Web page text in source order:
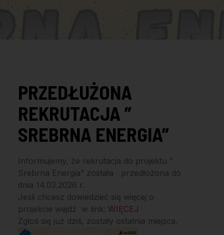
PRZEDŁUŻONA
REKRUTACJA ”
SREBRNA ENERGIA”
Informujemy, że rekrutacja do projektu ”
Srebrna Energia” została przedłożona do
dnia 14.03.2026 r.
Jeśli chcesz dowiedzieć się więcej o
projekcie wejdź w link: WIĘCEJ
Zgłoś się już dziś, zostały ostatnie miejsca.